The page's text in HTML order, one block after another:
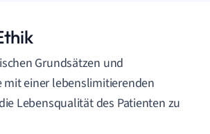
Grundsätzen und
mit einer lebenslimitierenden
Lebensqualität des Patienten zu